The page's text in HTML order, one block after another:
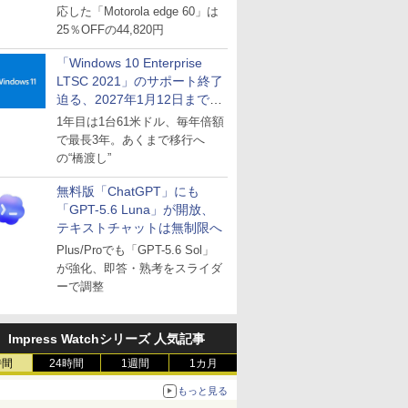
応した「Motorola edge 60」は
25％OFFの44,820円
「Windows 10 Enterprise
LTSC 2021」のサポート終了
迫る、2027年1月12日まで
～ESUは9月1日から販売
1年目は1台61米ドル、毎年倍額
で最長3年。あくまで移行へ
の“橋渡し”
無料版「ChatGPT」にも
「GPT-5.6 Luna」が開放、
テキストチャットは無制限へ
Plus/Proでも「GPT-5.6 Sol」
が強化、即答・熟考をスライダ
ーで調整
Impress Watchシリーズ 人気記事
24時間 1週間 1カ月
もっと見る